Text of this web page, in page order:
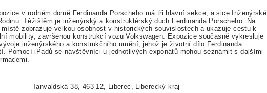
v rodném domě Ferdinanda Porscheho má tři hlavní sekce, a sice Inženýrské
Těžištěm je inženýrský a konstruktérský duch Ferdinanda Porscheho: Na
zobrazuje velkou osobnost v historických souvislostech a ukazuje cestu k
mobility, završenou konstrukcí vozu Volkswagen. Expozice současně vykresluje
inženýrského a konstrukčního umění, jehož je životní dílo Ferdinanda
Pomocí iPadů se návštěvníci u jednotlivých exponátů mohou seznámit s dalšími
Tanvaldská 38, 463 12, Liberec, Liberecký kraj